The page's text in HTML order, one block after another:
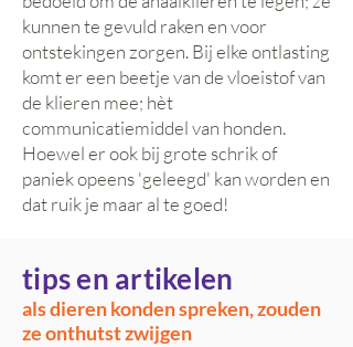
kunnen te gevuld raken en voor
ontstekingen zorgen. Bij elke ontlasting
komt er een beetje van de vloeistof van
de klieren mee; hèt
communicatiemiddel van honden.
Hoewel er ook bij grote schrik of
paniek opeens 'geleegd' kan worden en
dat ruik je maar al te goed!
tips en artikelen
als dieren konden spreken, zouden
ze onthutst zwijgen